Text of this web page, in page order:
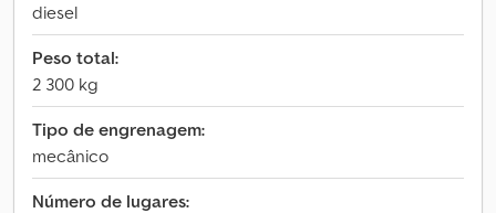
diesel
Peso total:
2 300 kg
Tipo de engrenagem:
mecânico
Número de lugares: